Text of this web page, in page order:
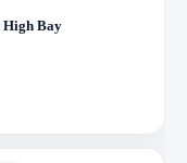
High Bay